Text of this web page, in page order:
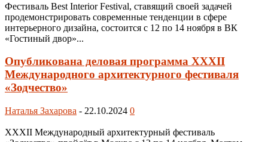
Фестиваль Best Interior Festival, ставящий своей задачей
продемонстрировать современные тенденции в сфере
интерьерного дизайна, состоится с 12 по 14 ноября в ВК
«Гостиный двор»...
Опубликована деловая программа XXXII
Международного архитектурного фестиваля
«Зодчество»
Наталья Захарова - 22.10.2024 0
XXXII Международный архитектурный фестиваль